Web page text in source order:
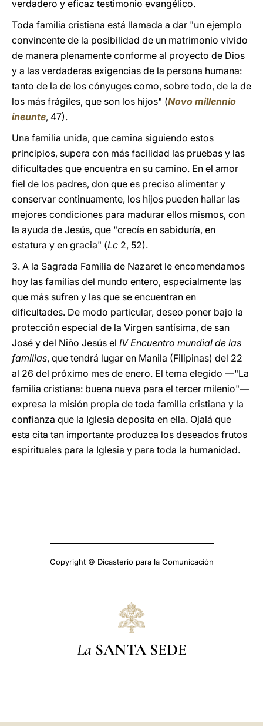
verdadero y eficaz testimonio evangélico.
Toda familia cristiana está llamada a dar "un ejemplo
convincente de la posibilidad de un matrimonio vivido
de manera plenamente conforme al proyecto de Dios
y a las verdaderas exigencias de la persona humana:
tanto de la de los cónyuges como, sobre todo, de la de
los más frágiles, que son los hijos" (Novo millennio
ineunte, 47).
Una familia unida, que camina siguiendo estos
principios, supera con más facilidad las pruebas y las
dificultades que encuentra en su camino. En el amor
fiel de los padres, don que es preciso alimentar y
conservar continuamente, los hijos pueden hallar las
mejores condiciones para madurar ellos mismos, con
la ayuda de Jesús, que "crecía en sabiduría, en
estatura y en gracia" (Lc 2, 52).
3. A la Sagrada Familia de Nazaret le encomendamos
hoy las familias del mundo entero, especialmente las
que más sufren y las que se encuentran en
dificultades. De modo particular, deseo poner bajo la
protección especial de la Virgen santísima, de san
José y del Niño Jesús el IV Encuentro mundial de las
familias, que tendrá lugar en Manila (Filipinas) del 22
al 26 del próximo mes de enero. El tema elegido —"La
familia cristiana: buena nueva para el tercer milenio"—
expresa la misión propia de toda familia cristiana y la
confianza que la Iglesia deposita en ella. Ojalá que
esta cita tan importante produzca los deseados frutos
espirituales para la Iglesia y para toda la humanidad.
Copyright © Dicasterio para la Comunicación
La SANTA SEDE